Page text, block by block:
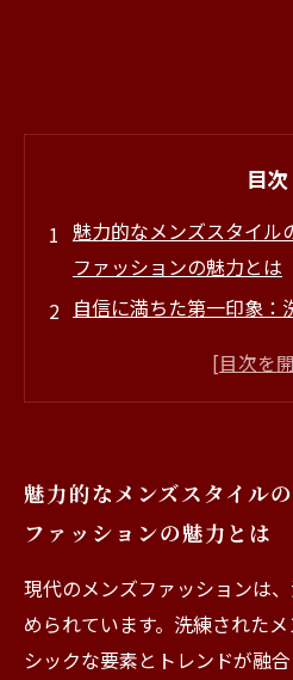
目次
魅力的なメンズスタイル
ファッションの魅力とは
自信に満ちた第一印象：
日常に潜むオシャレのヒ
レンドスタイル提案
洗練されたメンズスタイ
ザーのリアルな声
新たな自分を発見：洗練
のまとめ
魅力的なメンズスタイル
ファッションの魅力とは
現代のメンズファッションは
められています。洗練された
シックな要素とトレンドが融